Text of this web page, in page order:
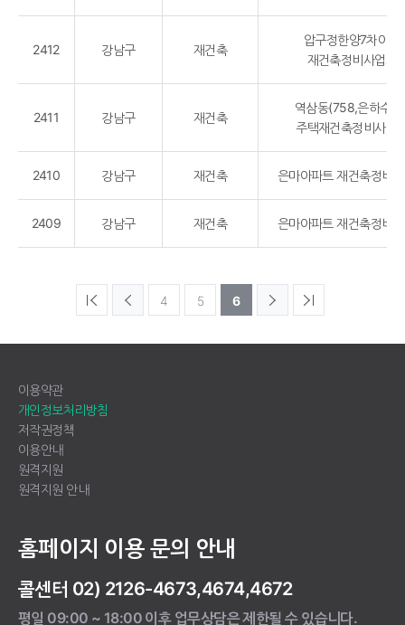
2412 강남구 재건축
압구정한양7차아파
재건축정비사업조
2411 강남구 재건축
역삼동(758,은하수
주택재건축정비사업
2410 강남구 재건축 은마아파트 재건축정비
2409 강남구 재건축 은마아파트 재건축정비
4 5 6
이용약관
개인정보처리방침
저작권정책
이용안내
원격지원
원격지원 안내
홈페이지 이용 문의 안내
콜센터 02) 2126-4673,4674,4672
평일 09:00 ~ 18:00 이후 업무상담은 제한될 수 있습니다.